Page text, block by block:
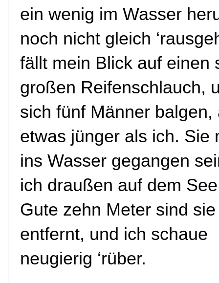
ein wenig im Wasser
noch nicht gleich
fällt mein Blick auf einen
großen Reifenschlauch,
sich fünf Männer balgen,
etwas jünger als ich. Sie
ins Wasser gegangen
ich draußen auf dem
Gute zehn Meter sind
entfernt, und ich schaue
neugierig ‘rüber.